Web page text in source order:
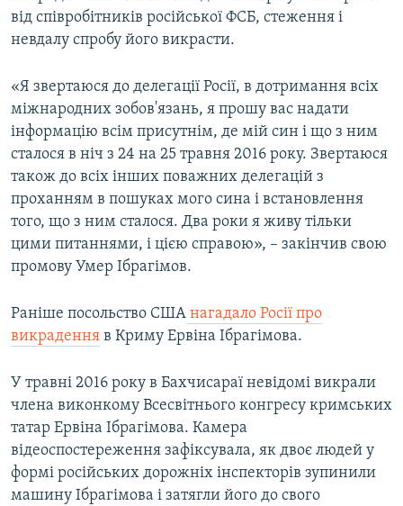
від співробітників російської ФСБ, стеження і
невдалу спробу його викрасти.
«Я звертаюся до делегації Росії, в дотримання всіх
міжнародних зобов'язань, я прошу вас надати
інформацію всім присутнім, де мій син і що з ним
сталося в ніч з 24 на 25 травня 2016 року. Звертаюся
також до всіх інших поважних делегацій з
проханням в пошуках мого сина і встановлення
того, що з ним сталося. Два роки я живу тільки
цими питаннями, і цією справою», – закінчив свою
промову Умер Ібрагімов.
Раніше посольство США нагадало Росії про
викрадення в Криму Ервіна Ібрагімова.
У травні 2016 року в Бахчисараї невідомі викрали
члена виконкому Всесвітнього конгресу кримських
татар Ервіна Ібрагімова. Камера
відеоспостереження зафіксувала, як двоє людей у
формі російських дорожніх інспекторів зупинили
машину Ібрагімова і затягли його до свого